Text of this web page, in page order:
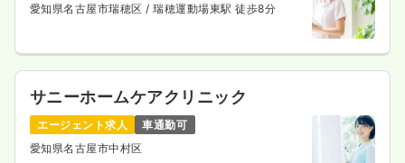
愛知県名古屋市瑞穂区 / 瑞穂運動場東駅 徒歩8分
サニーホームケアクリニック
エージェント求人
車通勤可
愛知県名古屋市中村区